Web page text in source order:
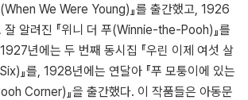
We Were Young)』를 출간했고, 1926
잘 알려진 『위니 더 푸(Winnie-the-Pooh)』를
년에는 두 번째 동시집 『우린 이제 여섯 살
』를, 1928년에는 연달아 『푸 모퉁이에 있는
Corner)』을 출간했다. 이 작품들은 아동문